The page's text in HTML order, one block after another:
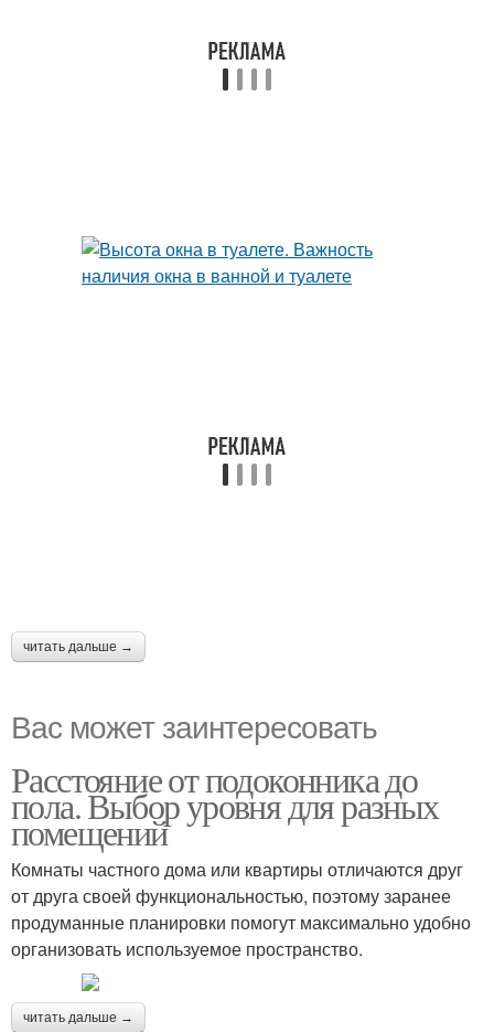
читать дальше →
Вас может заинтересовать
Расстояние от подоконника до
пола. Выбор уровня для разных
помещений
Комнаты частного дома или квартиры отличаются друг
от друга своей функциональностью, поэтому заранее
продуманные планировки помогут максимально удобно
организовать используемое пространство.
читать дальше →